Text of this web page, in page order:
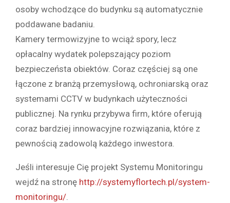
osoby wchodzące do budynku są automatycznie
poddawane badaniu.
Kamery termowizyjne to wciąż spory, lecz
opłacalny wydatek polepszający poziom
bezpieczeństa obiektów. Coraz częściej są one
łączone z branżą przemysłową, ochroniarską oraz
systemami CCTV w budynkach użyteczności
publicznej. Na rynku przybywa firm, które oferują
coraz bardziej innowacyjne rozwiązania, które z
pewnością zadowolą każdego inwestora.
Jeśli interesuje Cię projekt Systemu Monitoringu
wejdź na stronę http://systemyflortech.pl/system-
monitoringu/.